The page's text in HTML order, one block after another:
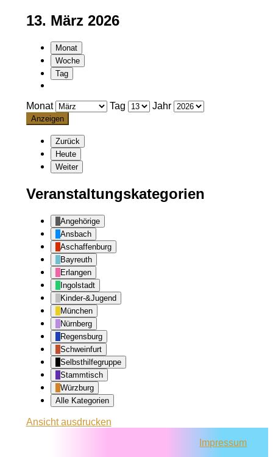
13. März 2026
Monat
Woche
Tag
Monat Tag Jahr
Zurück
Heute
Weiter
Veranstaltungskategorien
Angehörige
Ansbach
Aschaffenburg
Bayreuth
Erlangen
Ingolstadt
Kinder-&Jugend
München
Nürnberg
Regensburg
Schweinfurt
Selbsthilfegruppe
Stammtisch
Würzburg
Alle Kategorien
Ansichtausdrucken
Impressum